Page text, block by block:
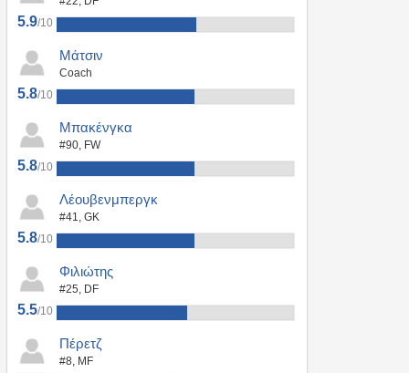
5.9/10
Μάτσιν
Coach
5.8/10
Μπακένγκα
#90, FW
5.8/10
Λέουβενμπεργκ
#41, GK
5.8/10
Φιλιώτης
#25, DF
5.5/10
Πέρετζ
#8, MF